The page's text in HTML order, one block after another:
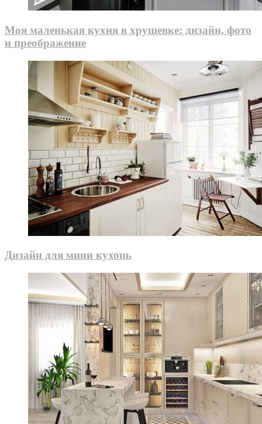
Моя маленькая кухня в хрущевке: дизайн, фото
и преображение
Дизайн для мини кухонь